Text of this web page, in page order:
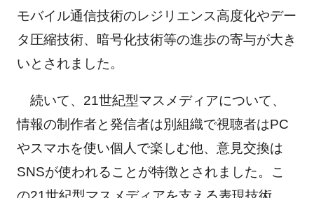
モバイル通信技術のレジリエンス高度化やデー
タ圧縮技術、暗号化技術等の進歩の寄与が大き
いとされました。
続いて、21世紀型マスメディアについて、
情報の制作者と発信者は別組織で視聴者はPC
やスマホを使い個人で楽しむ他、意見交換は
SNSが使われることが特徴とされました。こ